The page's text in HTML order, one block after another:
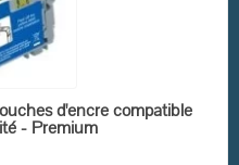
d'encre compatible
- Premium